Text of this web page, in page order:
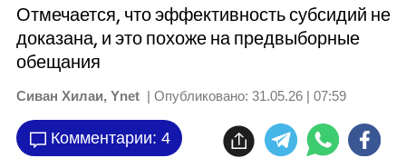
Отмечается, что эффективность субсидий не
доказана, и это похоже на предвыборные
обещания
Сиван Хилаи, Ynet | Опубликовано: 31.05.26 | 07:59
Комментарии: 4